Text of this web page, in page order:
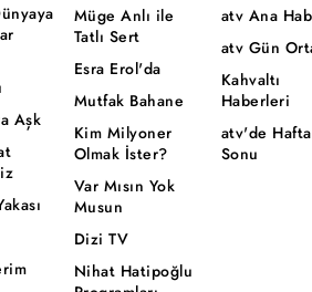
Aşk
Müge Anlı ile
Tatlı Sert
Esra Erol'da
Mutfak Bahane
Kim Milyoner
Olmak İster?
Var Mısın Yok
Musun
Dizi TV
Nihat Hatipoğlu
atv Ana
atv Gün
Kahvaltı
Haberleri
atv'de Hafta
Sonu